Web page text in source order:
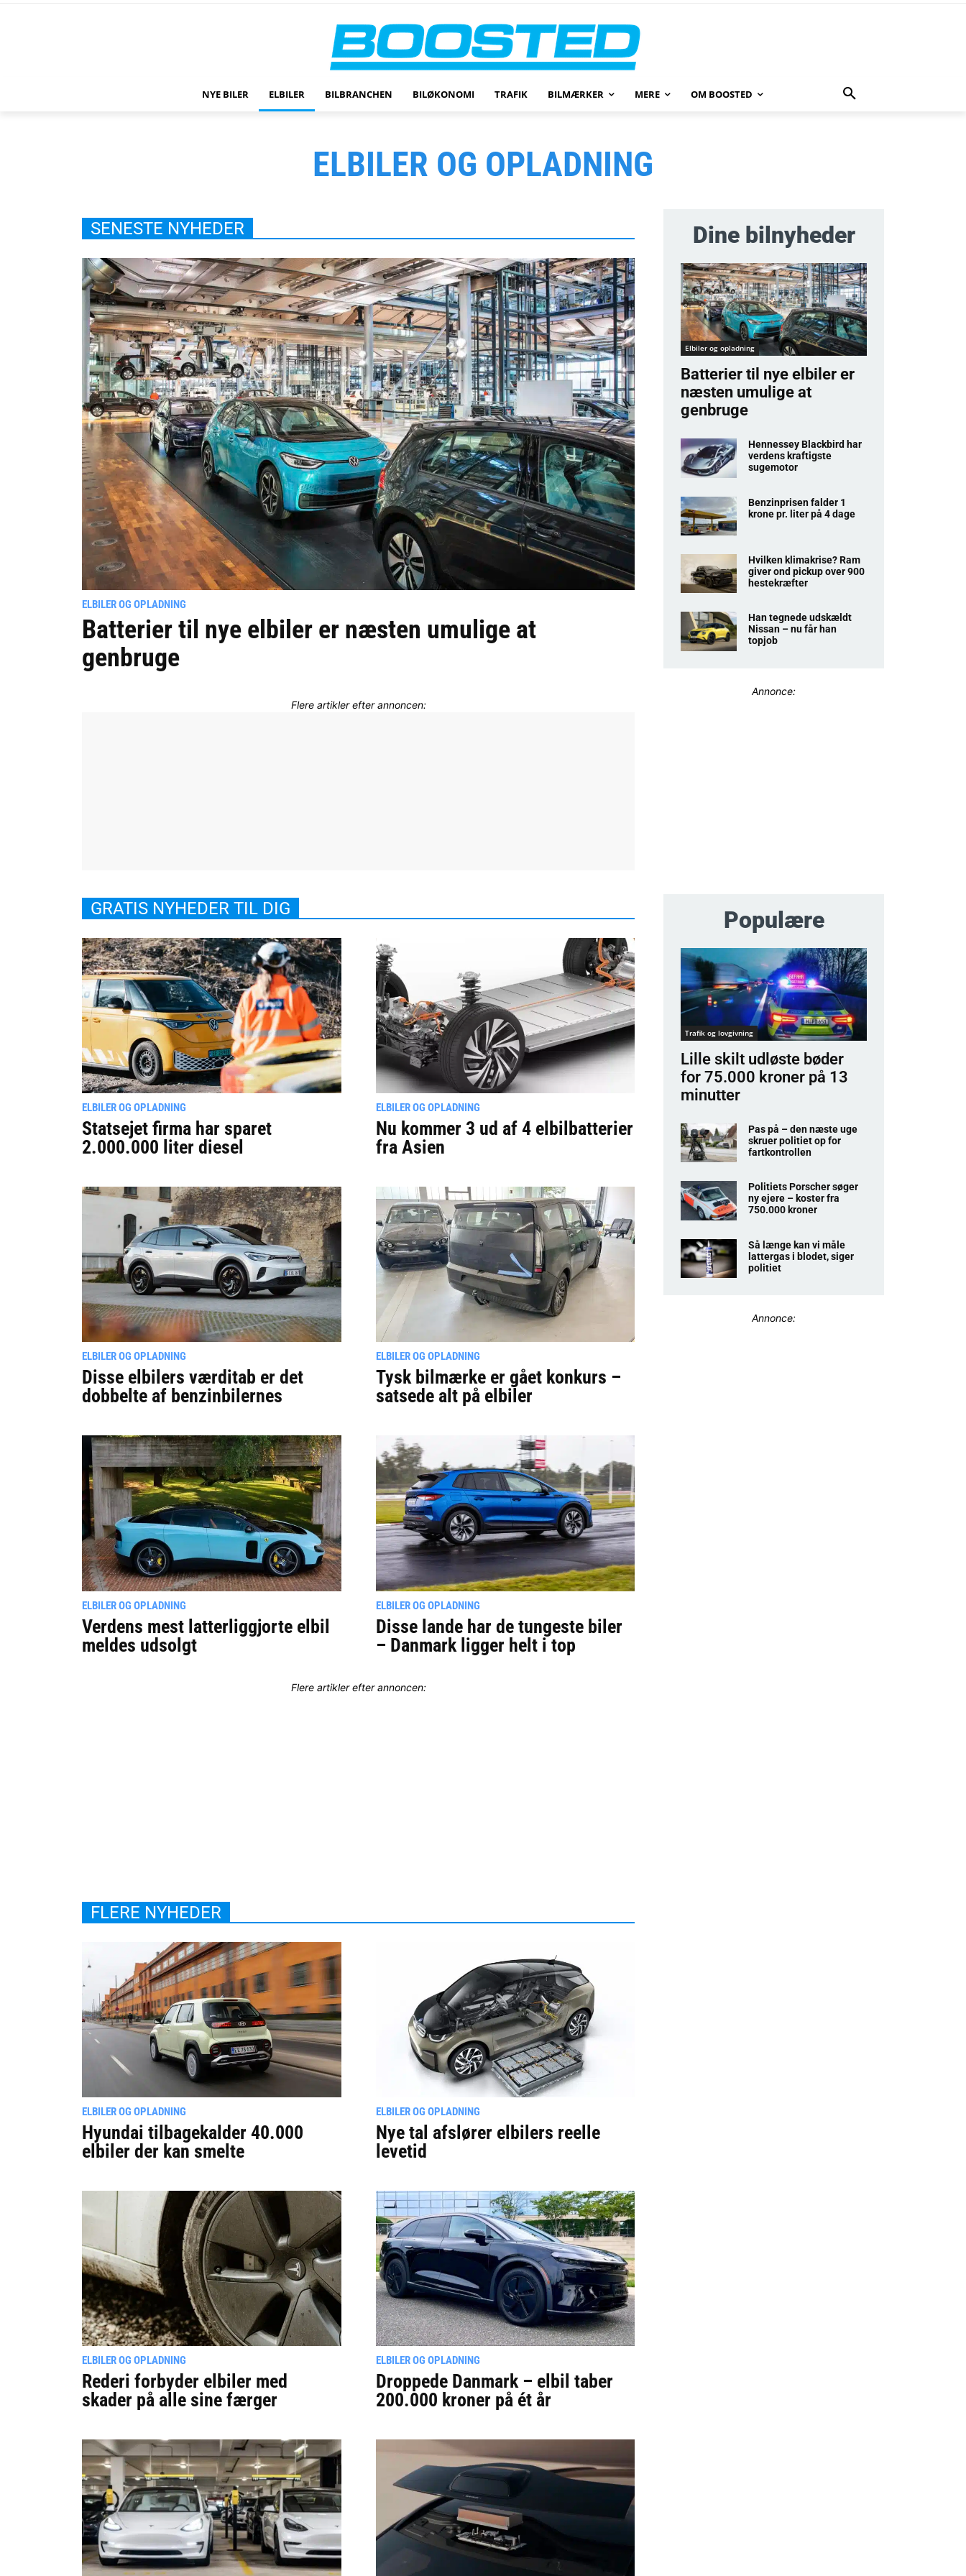
NYE BILER ELBILER BILBRANCHEN BILØKONOMI TRAFIK BILMÆRKER MERE OM BOOSTED
ELBILER OG OPLADNING
SENESTE NYHEDER
ELBILER OG OPLADNING
Batterier til nye elbiler er næsten umulige at
genbruge
Flere artikler efter annoncen:
GRATIS NYHEDER TIL DIG
ELBILER OG OPLADNING
Statsejet firma har sparet
2.000.000 liter diesel
ELBILER OG OPLADNING
Nu kommer 3 ud af 4 elbilbatterier
fra Asien
ELBILER OG OPLADNING
Disse elbilers værditab er det
dobbelte af benzinbilernes
ELBILER OG OPLADNING
Tysk bilmærke er gået konkurs –
satsede alt på elbiler
ELBILER OG OPLADNING
Verdens mest latterliggjorte elbil
meldes udsolgt
ELBILER OG OPLADNING
Disse lande har de tungeste biler
– Danmark ligger helt i top
Flere artikler efter annoncen:
FLERE NYHEDER
ELBILER OG OPLADNING
Hyundai tilbagekalder 40.000
elbiler der kan smelte
ELBILER OG OPLADNING
Nye tal afslører elbilers reelle
levetid
ELBILER OG OPLADNING
Rederi forbyder elbiler med
skader på alle sine færger
ELBILER OG OPLADNING
Droppede Danmark – elbil taber
200.000 kroner på ét år
Dine bilnyheder
Elbiler og opladning
Batterier til nye elbiler er
næsten umulige at
genbruge
Hennessey Blackbird har
verdens kraftigste
sugemotor
Benzinprisen falder 1
krone pr. liter på 4 dage
Hvilken klimakrise? Ram
giver ond pickup over 900
hestekræfter
Han tegnede udskældt
Nissan – nu får han
topjob
Annonce:
Populære
Trafik og lovgivning
Lille skilt udløste bøder
for 75.000 kroner på 13
minutter
Pas på – den næste uge
skruer politiet op for
fartkontrollen
Politiets Porscher søger
ny ejere – koster fra
750.000 kroner
Så længe kan vi måle
lattergas i blodet, siger
politiet
Annonce: